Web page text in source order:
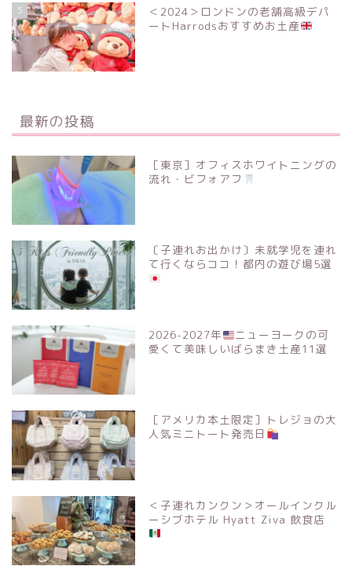
5
＜2024＞ロンドンの老舗高級デパ
ートHarrodsおすすめお土産
最新の投稿
［東京］オフィスホワイトニングの
流れ・ビフォアフ
〔子連れお出かけ〕未就学児を連れ
て行くならココ！都内の遊び場5選
2026-2027年
ニューヨークの可
愛くて美味しいばらまき土産11選
［アメリカ本土限定］トレジョの大
人気ミニトート発売日
＜子連れカンクン＞オールインクル
ーシブホテル Hyatt Ziva 飲食店